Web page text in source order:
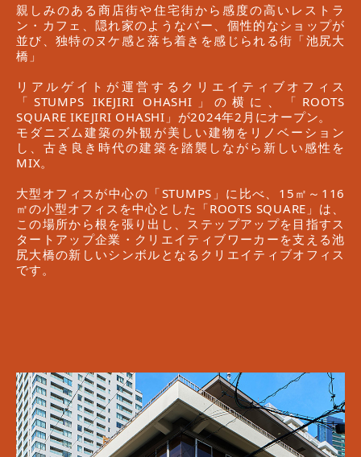
親しみのある商店街や住宅街から感度の高いレストラ
ン・カフェ、隠れ家のようなバー、個性的なショップが
並び、独特のヌケ感と落ち着きを感じられる街「池尻大
橋」
リアルゲイトが運営するクリエイティブオフィス
「STUMPS IKEJIRI OHASHI」の横に、「ROOTS
SQUARE IKEJIRI OHASHI」が2024年2月にオープン。
モダニズム建築の外観が美しい建物をリノベーション
し、古き良き時代の建築を踏襲しながら新しい感性を
MIX。
大型オフィスが中心の「STUMPS」に比べ、15㎡～116
㎡の小型オフィスを中心とした「ROOTS SQUARE」は、
この場所から根を張り出し、ステップアップを目指すス
タートアップ企業・クリエイティブワーカーを支える池
尻大橋の新しいシンボルとなるクリエイティブオフィス
です。